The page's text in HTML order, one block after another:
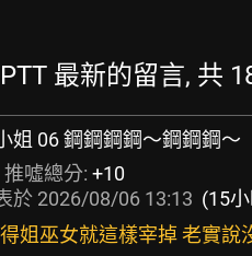
最新的留言, 共
姐 06 鋼鋼鋼鋼～鋼鋼鋼～
推噓總分: +10
於 2026/08/06 13:13 (15
姐巫女就這樣宰掉 老實說